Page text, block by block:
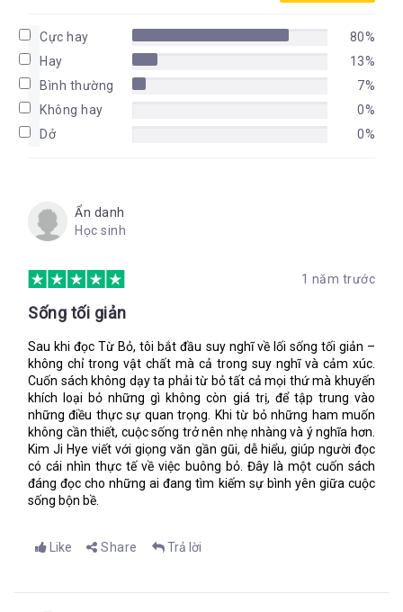
Cực hay
80%
Hay
13%
Bình thường
7%
Không hay
0%
Dở
0%
Ẩn danh
Học sinh
1 năm trước
Sống tối giản
Sau khi đọc Từ Bỏ, tôi bắt đầu suy nghĩ về lối sống tối giản –
không chỉ trong vật chất mà cả trong suy nghĩ và cảm xúc.
Cuốn sách không dạy ta phải từ bỏ tất cả mọi thứ mà khuyến
khích loại bỏ những gì không còn giá trị, để tập trung vào
những điều thực sự quan trọng. Khi từ bỏ những ham muốn
không cần thiết, cuộc sống trở nên nhẹ nhàng và ý nghĩa hơn.
Kim Ji Hye viết với giọng văn gần gũi, dễ hiểu, giúp người đọc
có cái nhìn thực tế về việc buông bỏ. Đây là một cuốn sách
đáng đọc cho những ai đang tìm kiếm sự bình yên giữa cuộc
sống bộn bề.
Like Share Trả lời